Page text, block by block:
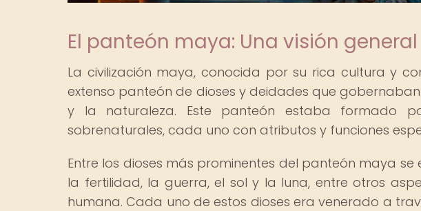
El panteón maya: Una visión general
La civilización maya, conocida por su rica cultura y
extenso panteón de dioses y deidades que
y la naturaleza. Este panteón estaba formado
sobrenaturales, cada uno con atributos y funciones
Entre los dioses más prominentes del panteón maya
la fertilidad, la guerra, el sol y la luna, entre otros
humana. Cada uno de estos dioses era venerado a